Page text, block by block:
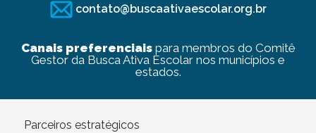
contato@buscaativaescolar.org.br
Canais preferenciaispara membros do Comitê
Gestor da Busca Ativa Escolar nos municípios e
estados.
Parceiros estratégicos